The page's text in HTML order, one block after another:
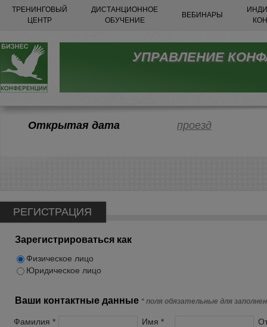
ТРЕНИНГОВЫЙ
ЦЕНТР
ДИСТАНЦИОННОЕ
ОБУЧЕНИЕ
ВЕБИНАРЫ
УПРАВЛЕНИЕ
Открытая дата проезд
РЕГИСТРАЦИЯ
Зарегистрироваться как
Физическое лицо
Юридическое лицо
Ваши контактные данные * поля обязательные для
Фамилия * Имя *